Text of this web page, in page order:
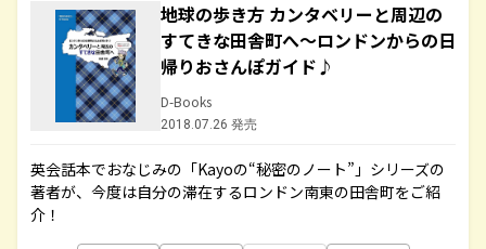
地球の歩き方 カンタベリーと周辺の
すてきな田舎町へ～ロンドンからの日
帰りおさんぽガイド♪
D-Books
2018.07.26 発売
英会話本でおなじみの「Kayoの“秘密のノート”」シリーズの
著者が、今度は自分の滞在するロンドン南東の田舎町をご紹
介！